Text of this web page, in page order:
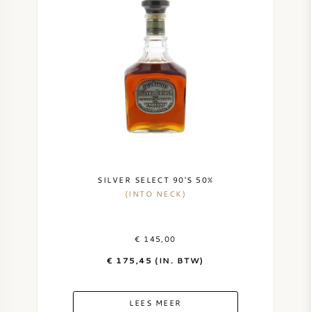
SILVER SELECT 90'S 50%
(INTO NECK)
€ 145,00
€ 175,45 (IN. BTW)
LEES MEER